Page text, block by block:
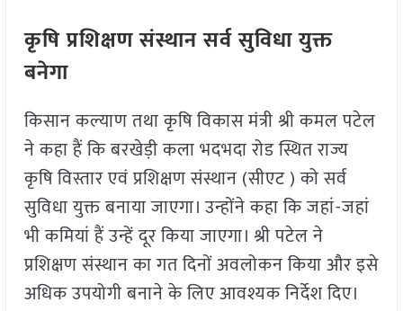
कृषि प्रशिक्षण संस्थान सर्व सुविधा युक्त
बनेगा
किसान कल्याण तथा कृषि विकास मंत्री श्री कमल पटेल
ने कहा हैं कि बरखेड़ी कला भदभदा रोड स्थित राज्य
कृषि विस्तार एवं प्रशिक्षण संस्थान (सीएट ) को सर्व
सुविधा युक्त बनाया जाएगा। उन्होंने कहा कि जहां-जहां
भी कमियां हैं उन्हें दूर किया जाएगा। श्री पटेल ने
प्रशिक्षण संस्थान का गत दिनों अवलोकन किया और इसे
अधिक उपयोगी बनाने के लिए आवश्यक निर्देश दिए।